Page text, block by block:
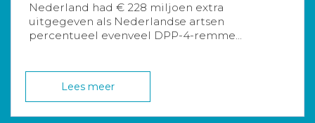
Nederland had € 228 miljoen extra
uitgegeven als Nederlandse artsen
percentueel evenveel DPP-4-remme...
Lees meer